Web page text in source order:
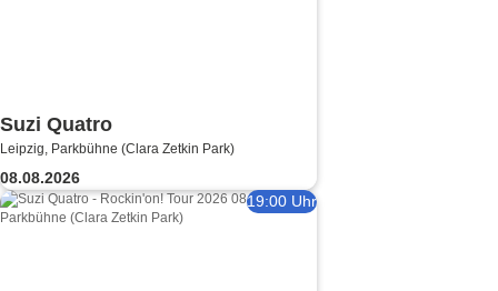
Suzi Quatro
Leipzig, Parkbühne (Clara Zetkin Park)
08.08.2026
19:00 Uhr